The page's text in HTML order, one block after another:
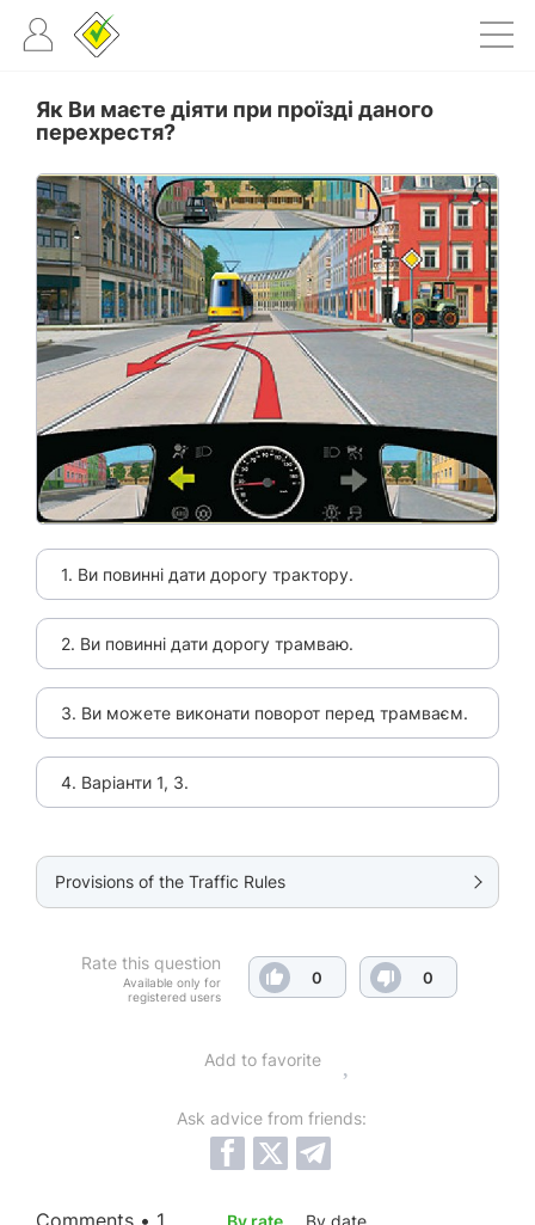
Як Ви маєте діяти при проїзді даного
перехрестя?
1. Ви повинні дати дорогу трактору.
2. Ви повинні дати дорогу трамваю.
3. Ви можете виконати поворот перед трамваєм.
4. Варіанти 1, 3.
Provisions of the Traffic Rules
Rate this question
Available only for
registered users
0 0
Add to favorite
Ask advice from friends: